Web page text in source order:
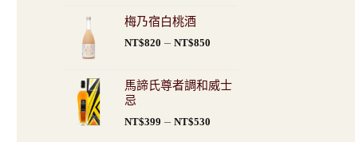
梅乃宿白桃酒
NT$820 – NT$850價
圍：
到
馬諦氏尊者調和威士
忌
NT$399 – NT$530價